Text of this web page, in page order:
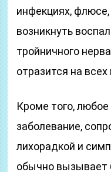
инфекциях,
возникнуть
тройничного
отразится на
Кроме того,
заболевание,
лихорадкой и
обычно вызывает